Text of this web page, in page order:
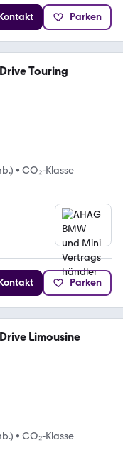
Parken
Touring
• CO₂-Klasse
Parken
Limousine
• CO₂-Klasse